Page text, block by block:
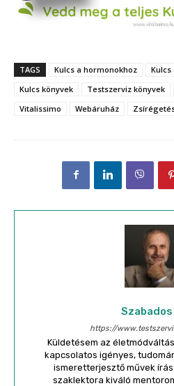
TAGS Kulcs a hormonokhoz
Kulcs könyvek
Testszerviz könyvek
Vitalissimo
Webáruház
Szabados
https://
Küldetésem az
kapcsolatos igényes,
ismeretterjesztő művek
szaklektora kiváló